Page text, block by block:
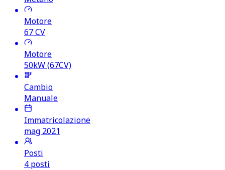
Motore
67CV
Motore
50kW (67CV)
Cambio
Manuale
Immatricolazione
mag 2021
Posti
4 posti